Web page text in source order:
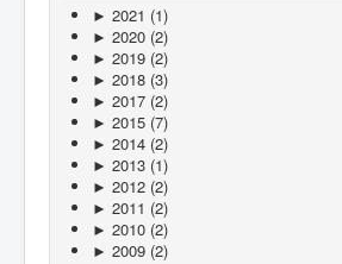
► 2021 (1)
► 2020 (2)
► 2019 (2)
► 2018 (3)
► 2017 (2)
► 2015 (7)
► 2014 (2)
► 2013 (1)
► 2012 (2)
► 2011 (2)
► 2010 (2)
► 2009 (2)